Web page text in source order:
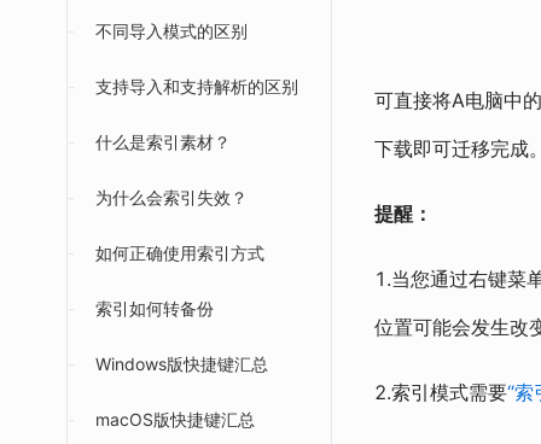
不同导入模式的区别
支持导入和支持解析的区别
什么是索引素材？
为什么会索引失效？
如何正确使用索引方式
索引如何转备份
Windows版快捷键汇总
macOS版快捷键汇总
可直接将A电脑中
下载即可迁移完成
提醒：
1.当您通过右键菜
位置可能会发生改
2.索引模式需要“索